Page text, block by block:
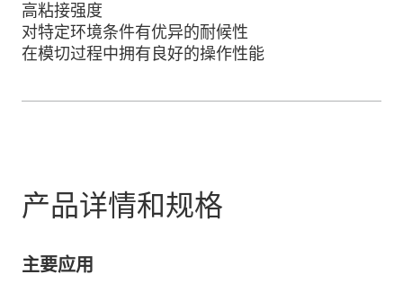
高粘接强度
对特定环境条件有优异的耐候性
在模切过程中拥有良好的操作性能
产品详情和规格
主要应用